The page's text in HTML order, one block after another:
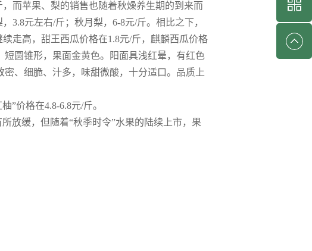
而苹果、梨的销售也随着秋燥养生期的到来而
3.8元左右/斤；秋月梨，6-8元/斤。相比之下，
走高，甜王西瓜价格在1.8元/斤，麒麟西瓜价格
短圆锥形，果面金黄色。阳面具浅红晕，有红色
密、细脆、汁多，味甜微酸，十分适口。品质上
”价格在4.8-6.8元/斤。
放缓，但随着“秋季时令”水果的陆续上市，果